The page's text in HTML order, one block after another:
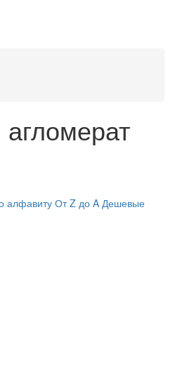
алфавиту От Z до A Дешевые